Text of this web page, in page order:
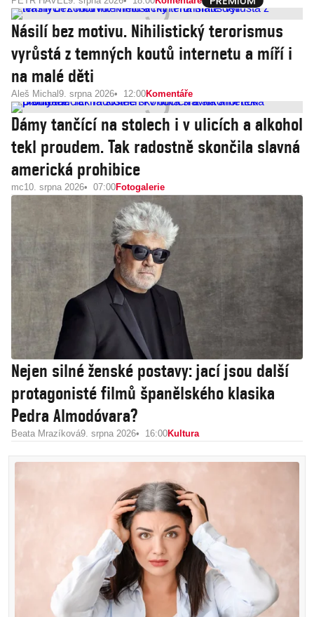
Násilí bez motivu. Nihilistický terorismus
vyrůstá z temných koutů internetu a míří i
na malé děti
Aleš Michal 9. srpna 2026 12:00Komentáře
Dámy tančící na stolech i v ulicích a alkohol
tekl proudem. Tak radostně skončila slavná
americká prohibice
mc10. srpna 2026 07:00Fotogalerie
Nejen silné ženské postavy: jací jsou další
protagonisté filmů španělského klasika
Pedra Almodóvara?
Beata Mrazíková9. srpna 2026 16:00Kultura